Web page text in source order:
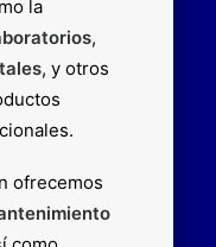
la
,
, y otros
ofrecemos